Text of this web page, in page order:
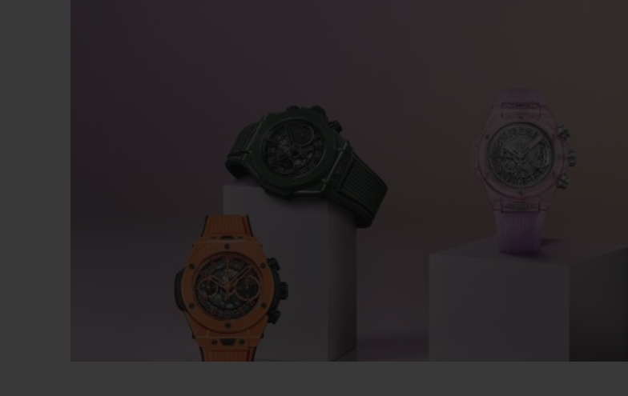
HUBLOTISTA UND
GARANTIEVERLÄNGERUNG
LIEFERZEIT